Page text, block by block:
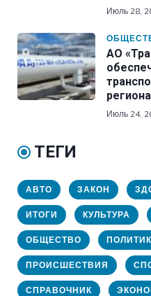
Июль 28,
АО
Июль 24,
ТЕГИ
АВТО ЗАКОН
ИТОГИ КУЛЬТУРА
ОБЩЕСТВО
ПРОИСШЕСТВИЯ
СПРАВОЧНИК